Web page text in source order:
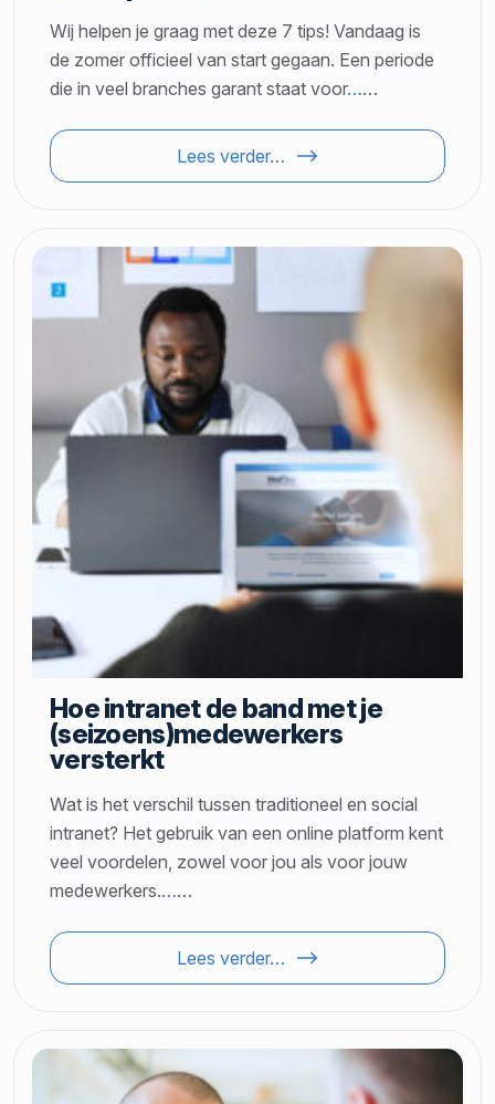
Wij helpen je graag met deze 7 tips! Vandaag is
de zomer officieel van start gegaan. Een periode
die in veel branches garant staat voor……
Lees verder…
Hoe intranet de band met je
(seizoens)medewerkers
versterkt
Wat is het verschil tussen traditioneel en social
intranet? Het gebruik van een online platform kent
veel voordelen, zowel voor jou als voor jouw
medewerkers.……
Lees verder…